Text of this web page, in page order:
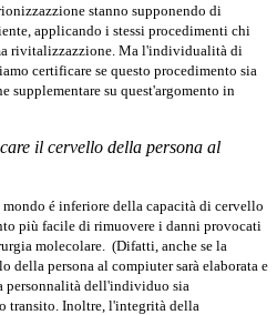
stanno supponendo di
applicando i stessi procedimenti chi
rivitalizzazzione. Ma l'individualità di
certificare se questo procedimento sia
supplementare su quest'argomento in
il cervello della persona al
é inferiore della capacità di cervello
più facile di rimuovere i danni provocati
molecolare. (Difatti, anche se la
della persona al compiuter sarà elaborata e
personnalità dell'individuo sia
transito. Inoltre, l'integrità della